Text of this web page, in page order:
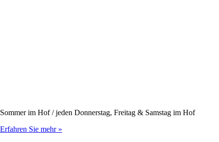
Sommer im Hof / jeden Donnerstag, Freitag & Samstag im Hof
Erfahren Sie mehr »